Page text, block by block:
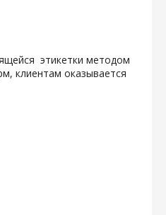
этикетки методом
клиентам оказывается